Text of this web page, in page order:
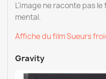
L'image ne raconte pas
mental.
Affiche du film Sueurs
Gravity